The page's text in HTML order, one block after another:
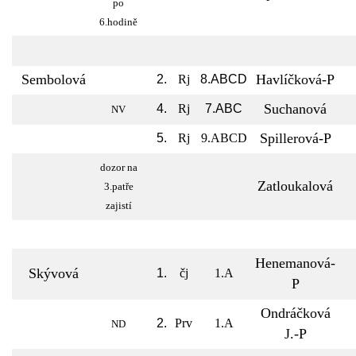
po
6.hodině
Sembolová 2. Rj 8.ABCD Havlíčková-P
NV 4. Rj 7.ABC Suchanová
5. Rj 9.ABCD Spillerová-P
dozor na
3.patře
zajistí
Zatloukalová
Skývová 1. čj 1.A
Henemanová-
P
ND 2. Prv 1.A
Ondráčková
J.-P